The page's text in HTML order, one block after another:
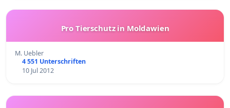
Pro Tierschutz in Moldawien
M. Uebler
4 551 Unterschriften
10 Jul 2012